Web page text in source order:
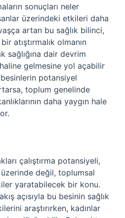
sonuçları neler
üzerindeki etkileri daha
artan bu sağlık bilinci,
atıştırmalık olmanın
sağlığına dair devrim
gelmesine yol açabilir
potansiyel
toplum genelinde
daha yaygın hale
çalıştırma potansiyeli,
üzerinde değil, toplumsal
yaratabilecek bir konu.
açısıyla bu besinin sağlık
araştırırken, kadınlar